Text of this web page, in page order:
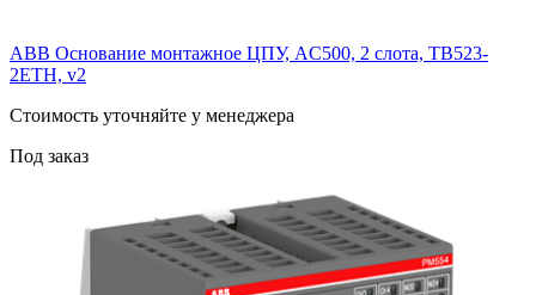
ABB Основание монтажное ЦПУ, AC500, 2 слота, TB523-
2ETH, v2
Cтоимость уточняйте у менеджера
Под заказ